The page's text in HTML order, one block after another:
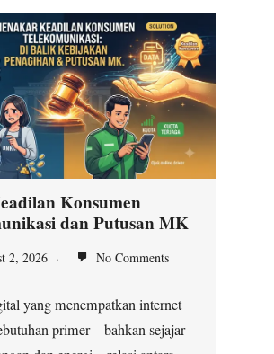
Konsumen
dan Putusan MK
2, 2026 No Comments
yang menempatkan internet
primer—bahkan sejajar